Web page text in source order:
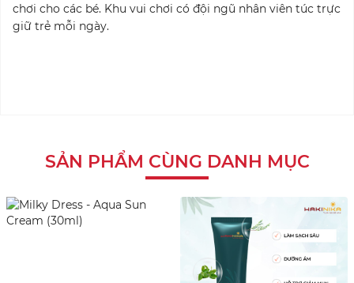
chơi cho các bé. Khu vui chơi có đội ngũ nhân viên túc trực
giữ trẻ mỗi ngày.
SẢN PHẨM CÙNG DANH MỤC